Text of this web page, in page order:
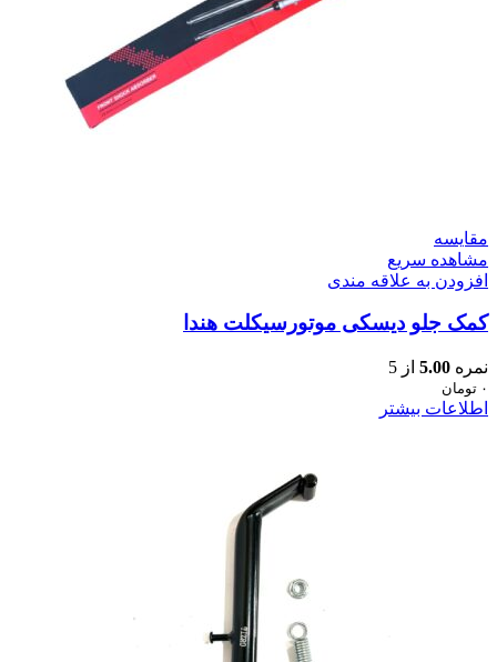
مقایسه
مشاهده سریع
افزودن به علاقه مندی
کمک جلو دیسکی موتورسیکلت هندا
نمره 5.00 از 5
۰ تومان
اطلاعات بیشتر